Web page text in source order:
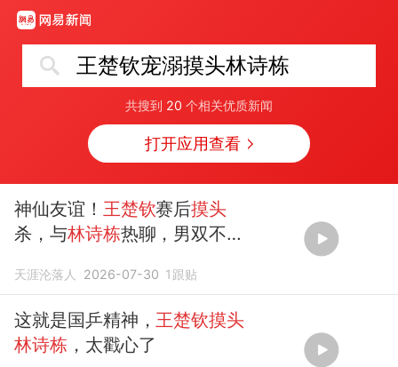
王楚钦宠溺摸头林诗栋
共搜到 20 个相关优质新闻
打开应用查看
神仙友谊！ 王楚钦赛后摸头
杀，与林诗栋热聊，男双不敌
天涯沦落人 2026-07-30 1 跟贴
这就是国乒精神，王楚钦摸头
林诗栋 ，太戳心了